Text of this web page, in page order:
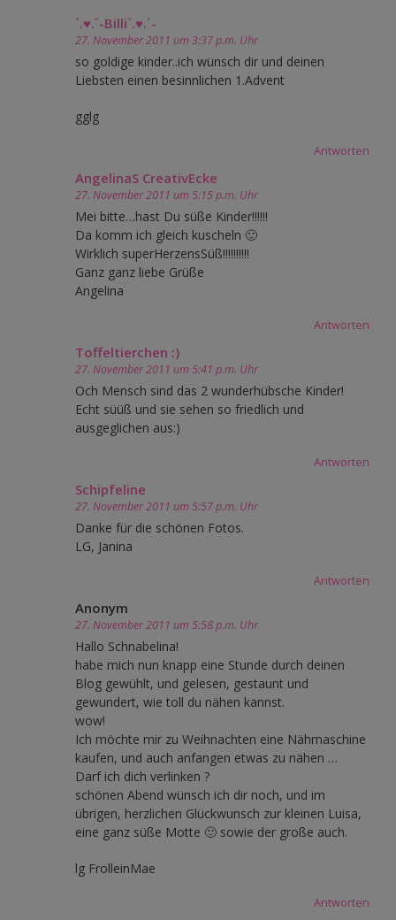
`.♥.´-Billi`.♥.´-
27. November 2011 um 3:37 p.m. Uhr
so goldige kinder..ich wünsch dir und deinen
Liebsten einen besinnlichen 1.Advent
gglg
Antworten
AngelinaS CreativEcke
27. November 2011 um 5:15 p.m. Uhr
Mei bitte…hast Du süße Kinder!!!!!!
Da komm ich gleich kuscheln 🙂
Wirklich superHerzensSüß!!!!!!!!!!
Ganz ganz liebe Grüße
Angelina
Antworten
Toffeltierchen :)
27. November 2011 um 5:41 p.m. Uhr
Och Mensch sind das 2 wunderhübsche Kinder!
Echt süüß und sie sehen so friedlich und
ausgeglichen aus:)
Antworten
Schipfeline
27. November 2011 um 5:57 p.m. Uhr
Danke für die schönen Fotos.
LG, Janina
Antworten
Anonym
27. November 2011 um 5:58 p.m. Uhr
Hallo Schnabelina!
habe mich nun knapp eine Stunde durch deinen
Blog gewühlt, und gelesen, gestaunt und
gewundert, wie toll du nähen kannst.
wow!
Ich möchte mir zu Weihnachten eine Nähmaschine
kaufen, und auch anfangen etwas zu nähen …
Darf ich dich verlinken ?
schönen Abend wünsch ich dir noch, und im
übrigen, herzlichen Glückwunsch zur kleinen Luisa,
eine ganz süße Motte 🙂 sowie der große auch.
lg FrolleinMae
Antworten